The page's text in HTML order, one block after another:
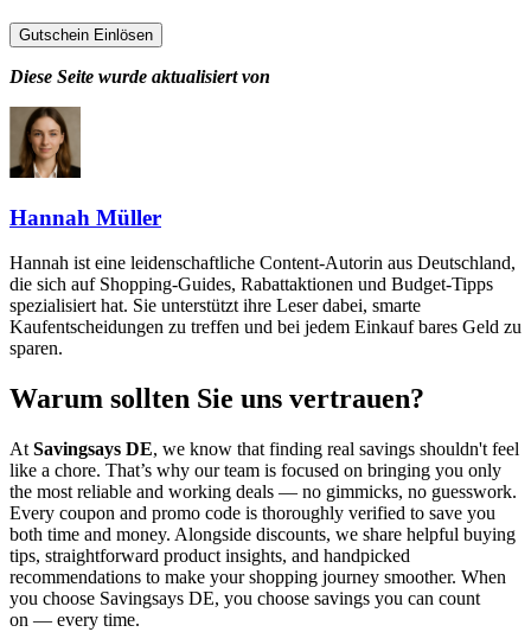
Gutschein Einlösen
Diese Seite wurde aktualisiert von
Hannah Müller
Hannah ist eine leidenschaftliche Content-Autorin aus Deutschland,
die sich auf Shopping-Guides, Rabattaktionen und Budget-Tipps
spezialisiert hat. Sie unterstützt ihre Leser dabei, smarte
Kaufentscheidungen zu treffen und bei jedem Einkauf bares Geld zu
sparen.
Warum sollten Sie uns vertrauen?
At Savingsays DE, we know that finding real savings shouldn't feel
like a chore. That’s why our team is focused on bringing you only
the most reliable and working deals — no gimmicks, no guesswork.
Every coupon and promo code is thoroughly verified to save you
both time and money. Alongside discounts, we share helpful buying
tips, straightforward product insights, and handpicked
recommendations to make your shopping journey smoother. When
you choose Savingsays DE, you choose savings you can count
on — every time.